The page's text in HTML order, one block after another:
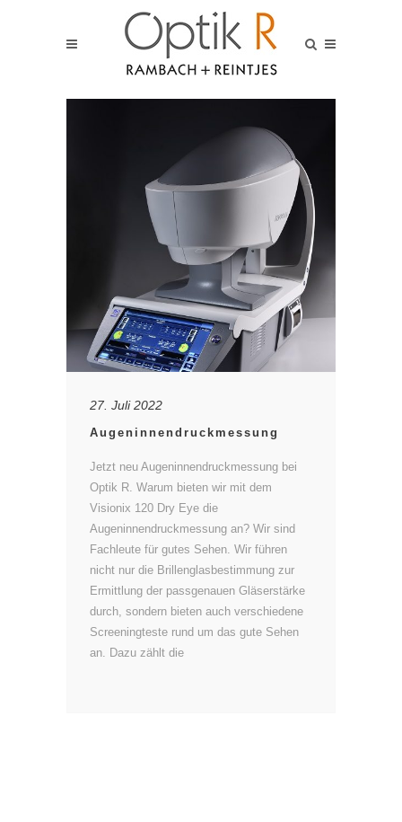
27. Juli 2022
Augeninnendruckmessung
Jetzt neu Augeninnendruckmessung bei
Optik R. Warum bieten wir mit dem
Visionix 120 Dry Eye die
Augeninnendruckmessung an? Wir sind
Fachleute für gutes Sehen. Wir führen
nicht nur die Brillenglasbestimmung zur
Ermittlung der passgenauen Gläserstärke
durch, sondern bieten auch verschiedene
Screeningteste rund um das gute Sehen
an. Dazu zählt die